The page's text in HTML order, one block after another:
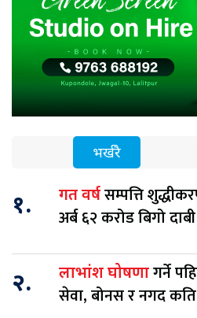
भर्खरै
१. गत वर्षसम्पत्ति
अर्ब ६२ करोड बिगो दाबी
२. लाभांश घोषणागर्ने
सेवा, बोनस र नगद